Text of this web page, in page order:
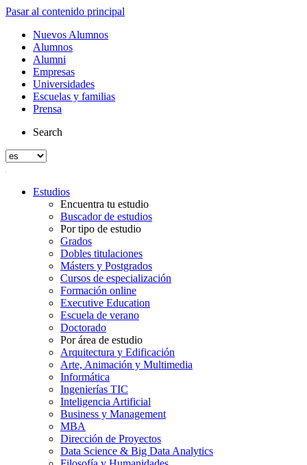
Pasar al contenido principal
Nuevos Alumnos
Alumnos
Alumni
Empresas
Universidades
Escuelas y familias
Prensa
Search
Estudios
Encuentra tu estudio
Buscador de estudios
Por tipo de estudio
Grados
Dobles titulaciones
Másters y Postgrados
Cursos de especialización
Formación online
Executive Education
Escuela de verano
Doctorado
Por área de estudio
Arquitectura y Edificación
Arte, Animación y Multimedia
Informática
Ingenierías TIC
Inteligencia Artificial
Business y Management
MBA
Dirección de Proyectos
Data Science & Big Data Analytics